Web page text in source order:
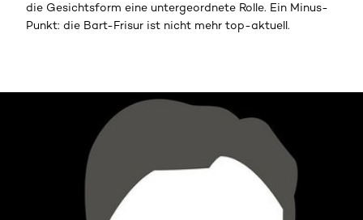
die Gesichtsform eine untergeordnete Rolle. Ein Minus-
Punkt: die Bart-Frisur ist nicht mehr top-aktuell.